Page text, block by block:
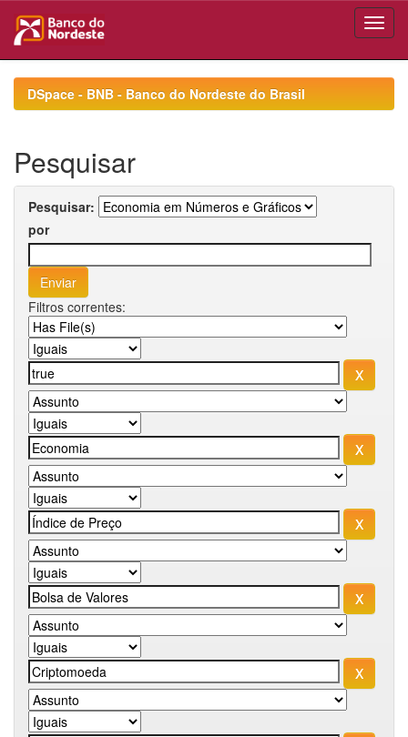
navigationDSpace - BNB - Banco do Nordeste do Brasil
Pesquisar
Pesquisar:
por
Filtros correntes: